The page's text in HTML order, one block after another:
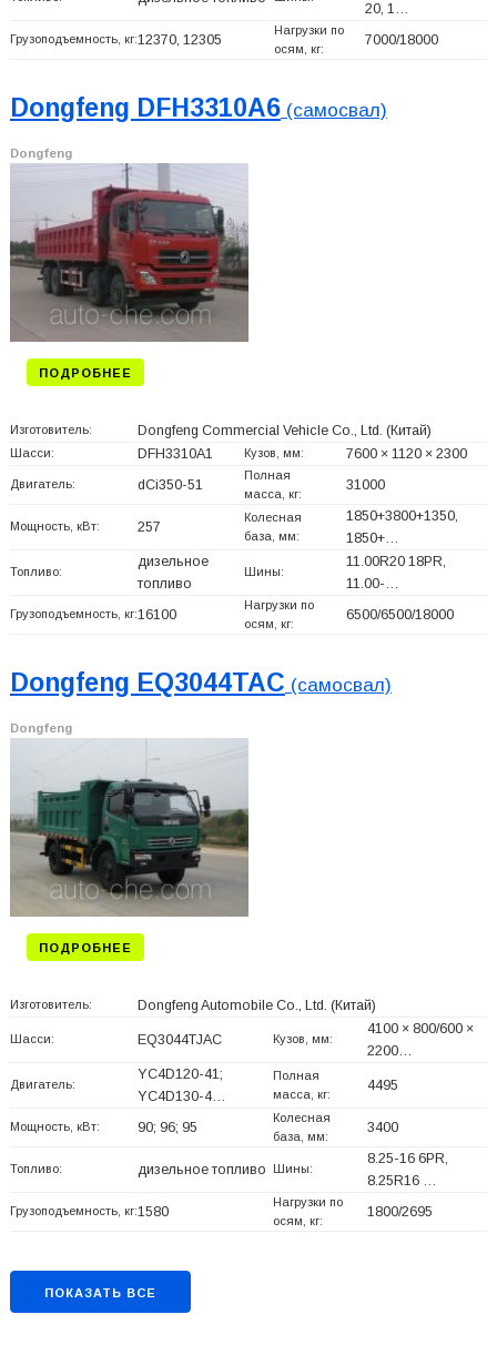
20, 1…
Грузоподъемность, кг:12370, 12305
Нагрузки по
осям, кг:
7000/18000
Dongfeng DFH3310A6(самосвал)
Dongfeng
ПОДРОБНЕЕ
Изготовитель: Dongfeng Commercial Vehicle Co., Ltd. (Китай)
Шасси: DFH3310A1 Кузов, мм: 7600 × 1120 × 2300
Двигатель: dCi350-51
Полная
масса, кг:
31000
Мощность, кВт: 257
Колесная
база, мм:
1850+3800+1350,
1850+…
Топливо:
дизельное
топливо
Шины:
11.00R20 18PR,
11.00-…
Грузоподъемность, кг:16100
Нагрузки по
осям, кг:
6500/6500/18000
Dongfeng EQ3044TAC (самосвал)
Dongfeng
ПОДРОБНЕЕ
Изготовитель: Dongfeng Automobile Co., Ltd. (Китай)
Шасси: EQ3044TJAC Кузов, мм:
4100 × 800/600 ×
2200…
Двигатель:
YC4D120-41;
YC4D130-4…
Полная
масса, кг:
4495
Мощность, кВт: 90; 96; 95
Колесная
база, мм:
3400
Топливо: дизельное топливо Шины:
8.25-16 6PR,
8.25R16 …
Грузоподъемность, кг:1580
Нагрузки по
осям, кг:
1800/2695
ПОКАЗАТЬ ВСЕ